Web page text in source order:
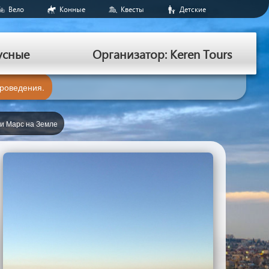
Вело Конные Квесты Детские
Организатор: Keren Tours
Марс на Земле